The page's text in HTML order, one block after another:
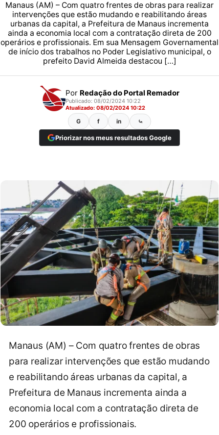
Manaus (AM) – Com quatro frentes de obras para realizar
intervenções que estão mudando e reabilitando áreas
urbanas da capital, a Prefeitura de Manaus incrementa
ainda a economia local com a contratação direta de 200
operários e profissionais. Em sua Mensagem Governamental
de início dos trabalhos no Poder Legislativo municipal, o
prefeito David Almeida destacou […]
Por Redação do Portal Remador
Publicado: 08/02/2024 10:22
Atualizado: 08/02/2024 10:22
G f in ⤿
Priorizar nos meus resultados Google
Manaus (AM) – Com quatro frentes de obras
para realizar intervenções que estão mudando
e reabilitando áreas urbanas da capital, a
Prefeitura de Manaus incrementa ainda a
economia local com a contratação direta de
200 operários e profissionais.